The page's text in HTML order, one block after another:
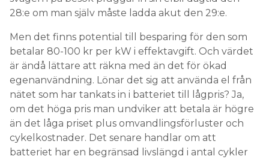
28:e om man själv måste ladda akut den 29:e.
Men det finns potential till besparing för den som
betalar 80-100 kr per kW i effektavgift. Och värdet
är ändå lättare att räkna med än det för ökad
egenanvändning. Lönar det sig att använda el från
nätet som har tankats in i batteriet till lågpris? Ja,
om det höga pris man undviker att betala är högre
än det låga priset plus omvandlingsförluster och
cykelkostnader. Det senare handlar om att
batteriet har en begränsad livslängd i antal cykler